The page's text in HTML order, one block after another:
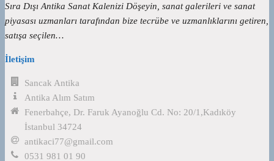
Sıra Dışı Antika Sanat Kalenizi Döşeyin, sanat galerileri ve sanat
piyasası uzmanları tarafından bize tecrübe ve uzmanlıklarını getiren,
satışa seçilen…
İletişim
Sancak Antika
Antika Alım Satım
Fenerbahçe, Dr. Faruk Ayanoğlu Cd. No: 20/1,Kadıköy
İstanbul 34724
antikaci77@gmail.com
0531 981 01 90